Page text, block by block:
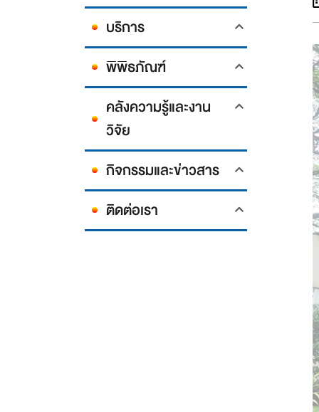
บริการ
พิพิธภัณฑ์
คลังความรู้และงาน
วิจัย
กิจกรรมและข่าวสาร
ติดต่อเรา